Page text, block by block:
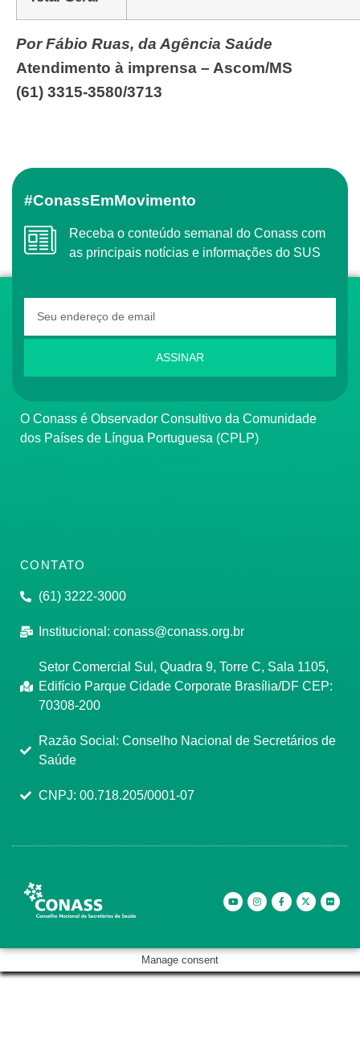
Por Fábio Ruas, da Agência Saúde
Atendimento à imprensa – Ascom/MS
(61) 3315-3580/3713
#ConassEmMovimento
Receba o conteúdo semanal do Conass com
as principais notícias e informações do SUS
ASSINAR
O Conass é Observador Consultivo da Comunidade
dos Países de Língua Portuguesa (CPLP)
CONTATO
(61) 3222-3000
Institucional: conass@conass.org.br
Setor Comercial Sul, Quadra 9, Torre C, Sala 1105,
Edifício Parque Cidade Corporate Brasília/DF CEP:
70308-200
Razão Social: Conselho Nacional de Secretários de
Saúde
CNPJ: 00.718.205/0001-07
Manage consent